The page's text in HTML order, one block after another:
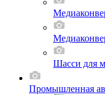
Шасси для
Промышленная